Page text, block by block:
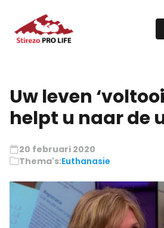
Uw leven
helpt u naar de
20 februari 2020
Thema's:Euthanasie